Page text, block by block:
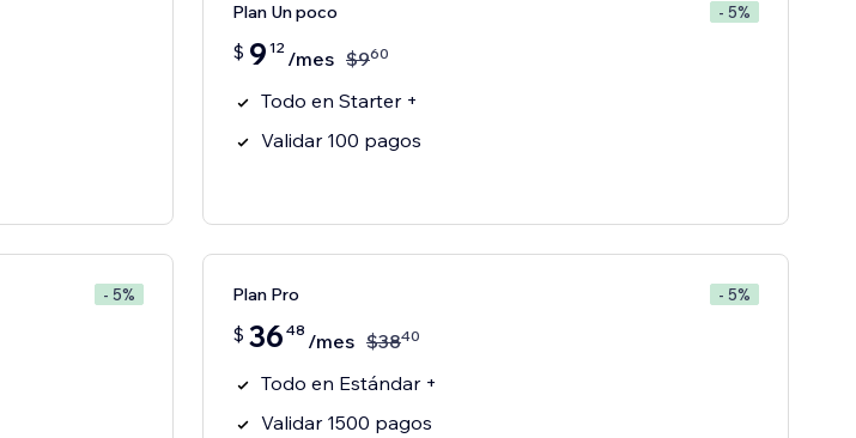
Plan Un poco - 5%
$ 9 12 /mes $960
Todo en Starter +
Validar 100 pagos
- 5% Plan Pro - 5%
$ 36 48 /mes $3840
Todo en Estándar +
Validar 1500 pagos